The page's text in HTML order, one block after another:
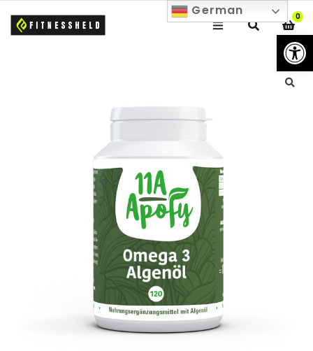
0
German